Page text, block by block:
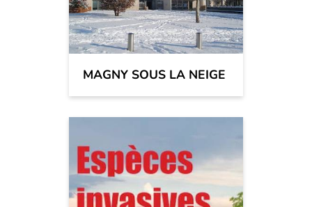
MAGNY SOUS LA NEIGE